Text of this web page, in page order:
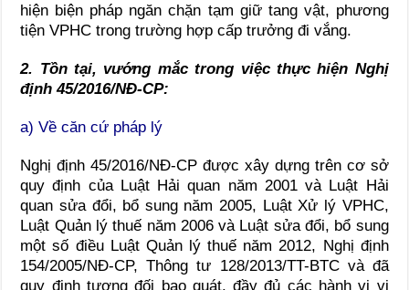
hiện biện pháp ngăn chặn tạm giữ tang vật, phương
tiện VPHC trong trường hợp cấp trưởng đi vắng.
2. Tồn tại, vướng mắc trong việc thực hiện Nghị
định45/2016/NĐ-CP:
a) Về căn cứ pháp lý
Nghị định 45/2016/NĐ-CP được xây dựng trên cơ sở
quy định của Luật Hải quan năm 2001 và Luật Hải
quan sửa đổi, bổ sung năm 2005, Luật Xử lý VPHC,
Luật Quản lý thuế năm 2006 và Luật sửa đổi, bổ sung
một số điều Luật Quản lý thuế năm 2012, Nghị định
154/2005/NĐ-CP, Thông tư 128/2013/TT-BTC và đã
quy định tương đối bao quát, đầy đủ các hành vi vi